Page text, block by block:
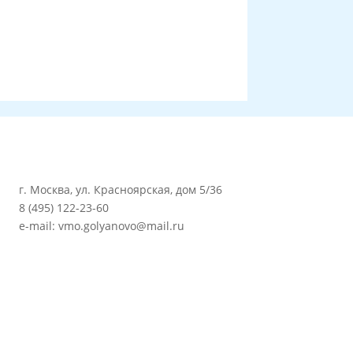
г. Москва, ул. Красноярская, дом 5/36
8 (495) 122-23-60
e-mail: vmo.golyanovo@mail.ru